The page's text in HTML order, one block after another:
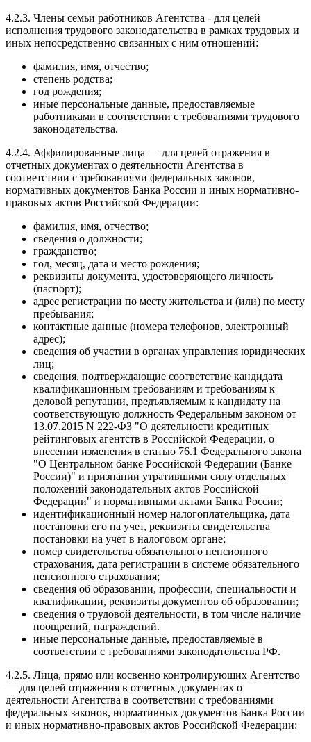
4.2.3. Члены семьи работников Агентства - для целей
исполнения трудового законодательства в рамках трудовых и
иных непосредственно связанных с ним отношений:
фамилия, имя, отчество;
степень родства;
год рождения;
иные персональные данные, предоставляемые
работниками в соответствии с требованиями трудового
законодательства.
4.2.4. Аффилированные лица — для целей отражения в
отчетных документах о деятельности Агентства в
соответствии с требованиями федеральных законов,
нормативных документов Банка России и иных нормативно-
правовых актов Российской Федерации:
фамилия, имя, отчество;
сведения о должности;
гражданство;
год, месяц, дата и место рождения;
реквизиты документа, удостоверяющего личность
(паспорт);
адрес регистрации по месту жительства и (или) по месту
пребывания;
контактные данные (номера телефонов, электронный
адрес);
сведения об участии в органах управления юридических
лиц;
сведения, подтверждающие соответствие кандидата
квалификационным требованиям и требованиям к
деловой репутации, предъявляемым к кандидату на
соответствующую должность Федеральным законом от
13.07.2015 N 222-ФЗ "О деятельности кредитных
рейтинговых агентств в Российской Федерации, о
внесении изменения в статью 76.1 Федерального закона
"О Центральном банке Российской Федерации (Банке
России)" и признании утратившими силу отдельных
положений законодательных актов Российской
Федерации" и нормативными актами Банка России;
идентификационный номер налогоплательщика, дата
постановки его на учет, реквизиты свидетельства
постановки на учет в налоговом органе;
номер свидетельства обязательного пенсионного
страхования, дата регистрации в системе обязательного
пенсионного страхования;
сведения об образовании, профессии, специальности и
квалификации, реквизиты документов об образовании;
сведения о трудовой деятельности, в том числе наличие
поощрений, награждений.
иные персональные данные, предоставляемые в
соответствии с требованиями законодательства РФ.
4.2.5. Лица, прямо или косвенно контролирующих Агентство
— для целей отражения в отчетных документах о
деятельности Агентства в соответствии с требованиями
федеральных законов, нормативных документов Банка России
и иных нормативно-правовых актов Российской Федерации: